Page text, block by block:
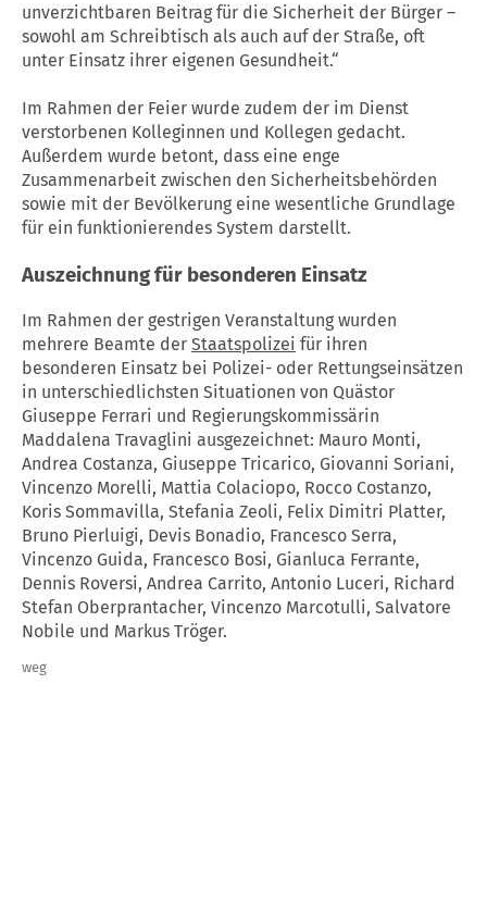
unverzichtbaren Beitrag für die Sicherheit der Bürger –
sowohl am Schreibtisch als auch auf der Straße, oft
unter Einsatz ihrer eigenen Gesundheit.“
Im Rahmen der Feier wurde zudem der im Dienst
verstorbenen Kolleginnen und Kollegen gedacht.
Außerdem wurde betont, dass eine enge
Zusammenarbeit zwischen den Sicherheitsbehörden
sowie mit der Bevölkerung eine wesentliche Grundlage
für ein funktionierendes System darstellt.
Auszeichnung für besonderen Einsatz
Im Rahmen der gestrigen Veranstaltung wurden
mehrere Beamte der Staatspolizei für ihren
besonderen Einsatz bei Polizei- oder Rettungseinsätzen
in unterschiedlichsten Situationen von Quästor
Giuseppe Ferrari und Regierungskommissärin
Maddalena Travaglini ausgezeichnet: Mauro Monti,
Andrea Costanza, Giuseppe Tricarico, Giovanni Soriani,
Vincenzo Morelli, Mattia Colaciopo, Rocco Costanzo,
Koris Sommavilla, Stefania Zeoli, Felix Dimitri Platter,
Bruno Pierluigi, Devis Bonadio, Francesco Serra,
Vincenzo Guida, Francesco Bosi, Gianluca Ferrante,
Dennis Roversi, Andrea Carrito, Antonio Luceri, Richard
Stefan Oberprantacher, Vincenzo Marcotulli, Salvatore
Nobile und Markus Tröger.
weg